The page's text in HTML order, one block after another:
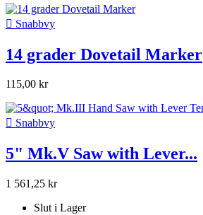
 Snabbvy
14 grader Dovetail Marker
115,00 kr
 Snabbvy
5" Mk.V Saw with Lever...
1 561,25 kr
Slut i Lager